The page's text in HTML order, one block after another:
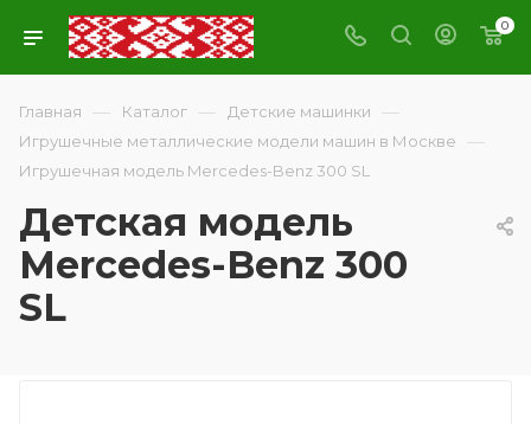
0
Главная — Каталог — Детские машинки —
Игрушечные металлические модели машин в Москве —
Игрушечная модель Mercedes-Benz 300 SL
Детская модель
Mercedes-Benz 300
SL